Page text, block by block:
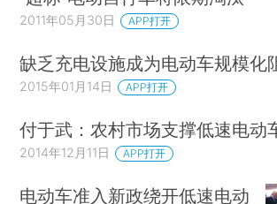
2011年05月30日 APP打开
缺乏充电设施成为电动车规模化
2015年01月14日 APP打开
付于武：农村市场支撑低速电动
2014年12月11日 APP打开
电动车准入新政绕开低速电动